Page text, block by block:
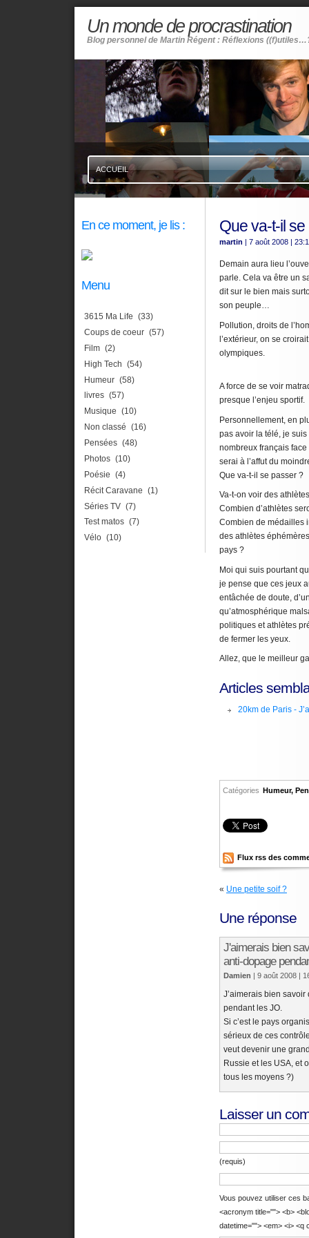
Un monde de procrastination
Blog personnel de Martin Régent : Réflexions
ACCUEIL
Que va-t-il
martin | 7 août 2008 |
Demain aura lieu
parle. Cela va être un
dit sur le bien mais
son peuple…
Pollution, droits de
l’extérieur, on se
olympiques.
A force de se voir
presque l’enjeu sportif.
Personnellement, en
pas avoir la télé, je
nombreux français
serai à l’affut du
Que va-t-il se passer ?
Va-t-on voir des
Combien d’athlètes
Combien de médailles
des athlètes
pays ?
Moi qui suis pourtant
je pense que ces jeux
entâchée de doute,
qu’atmosphérique
politiques et athlètes
de fermer les yeux.
Allez, que le meilleur
Articles
20km de Paris -
Catégories Humeur,
Flux rss des
« Une petite soif ?
Une réponse
J'aimerais bien
anti-dopage
Damien | 9 août 2008 |
J’aimerais bien
pendant les JO.
Si c’est le pays
sérieux de ces
veut devenir une
Russie et les USA, et
tous les moyens ?)
Laisser un
(requis)
Vous pouvez utiliser ces
<acronym title=""> <b>
datetime=""> <em> <i> <q
En ce moment, je lis :
Menu
3615 Ma Life (33)
Coups de coeur (57)
Film (2)
High Tech (54)
Humeur (58)
livres (57)
Musique (10)
Non classé (16)
Pensées (48)
Photos (10)
Poésie (4)
Récit Caravane (1)
Séries TV (7)
Test matos (7)
Vélo (10)